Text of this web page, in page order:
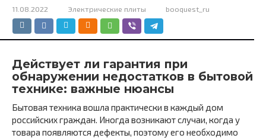
11.08.2022 Электрические плиты booquest_ru
Действует ли гарантия при
обнаружении недостатков в бытовой
технике: важные нюансы
Бытовая техника вошла практически в каждый дом
российских граждан. Иногда возникают случаи, когда у
товара появляются дефекты, поэтому его необходимо